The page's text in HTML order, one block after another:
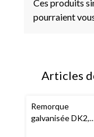
Ces produits
pourraient
Articles
Remorque
galvanisée DK2,